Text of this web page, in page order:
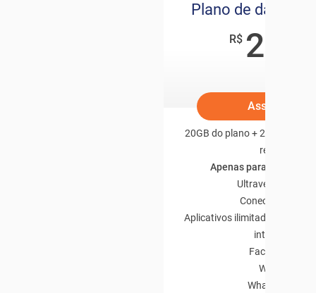
Plano de dados
R$ 29
Assine já
20GB do plano + 2GB
rede)
Apenas para dados
Ultravelocidade
Conectividade
Aplicativos ilimitados sem
internet
Facebook
Waze
WhatsApp